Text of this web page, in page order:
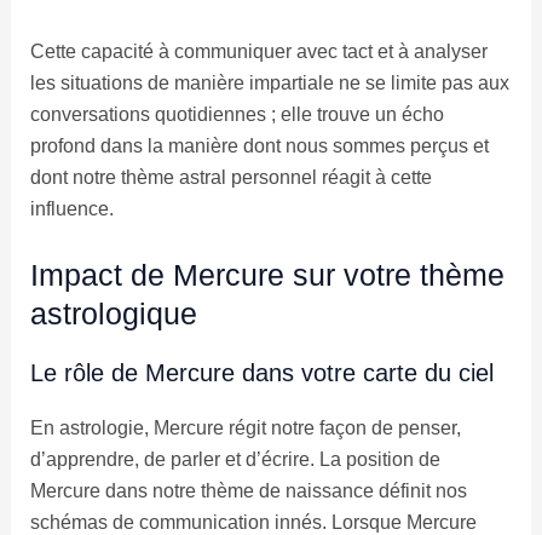
Cette capacité à communiquer avec tact et à analyser
les situations de manière impartiale ne se limite pas aux
conversations quotidiennes ; elle trouve un écho
profond dans la manière dont nous sommes perçus et
dont notre thème astral personnel réagit à cette
influence.
Impact de Mercure sur votre thème
astrologique
Le rôle de Mercure dans votre carte du ciel
En astrologie, Mercure régit notre façon de penser,
d’apprendre, de parler et d’écrire. La position de
Mercure dans notre thème de naissance définit nos
schémas de communication innés. Lorsque Mercure